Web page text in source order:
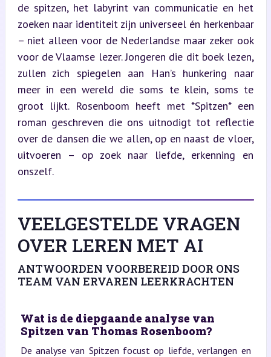
de spitzen, het labyrint van communicatie en het
zoeken naar identiteit zijn universeel én herkenbaar
– niet alleen voor de Nederlandse maar zeker ook
voor de Vlaamse lezer. Jongeren die dit boek lezen,
zullen zich spiegelen aan Han’s hunkering naar
meer in een wereld die soms te klein, soms te
groot lijkt. Rosenboom heeft met *Spitzen* een
roman geschreven die ons uitnodigt tot reflectie
over de dansen die we allen, op en naast de vloer,
uitvoeren – op zoek naar liefde, erkenning en
onszelf.
VEELGESTELDE VRAGEN
OVER LEREN MET AI
ANTWOORDEN VOORBEREID DOOR ONS
TEAM VAN ERVAREN LEERKRACHTEN
Wat is de diepgaande analyse van
Spitzen van Thomas Rosenboom?
De analyse van Spitzen focust op liefde, verlangen en